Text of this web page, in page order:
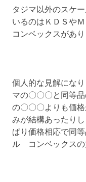
タジマ以外のスケ
いるのはＫＤＳや
コンベックスがあり
個人的な見解にな
マの〇〇〇と同等
の〇〇〇よりも価
みが結構あったり
ぱり価格相応で同
ル コンベックスの